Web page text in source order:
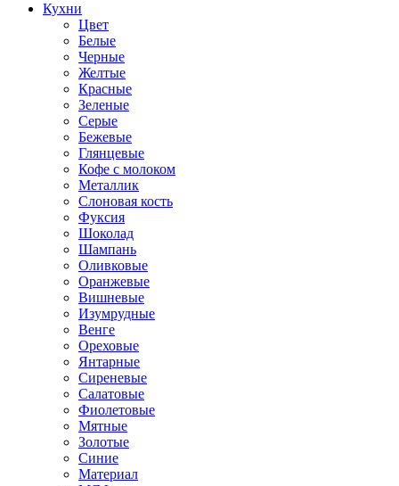
Кухни
Цвет
Белые
Черные
Желтые
Красные
Зеленые
Серые
Бежевые
Глянцевые
Кофе с молоком
Металлик
Слоновая кость
Фуксия
Шоколад
Шампань
Оливковые
Оранжевые
Вишневые
Изумрудные
Венге
Ореховые
Янтарные
Сиреневые
Салатовые
Фиолетовые
Мятные
Золотые
Синие
Материал